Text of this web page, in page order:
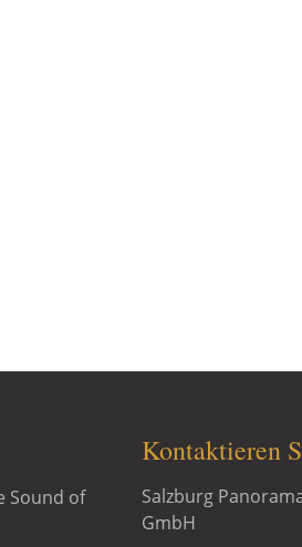
Sound of
Kontaktieren
Salzburg
GmbH